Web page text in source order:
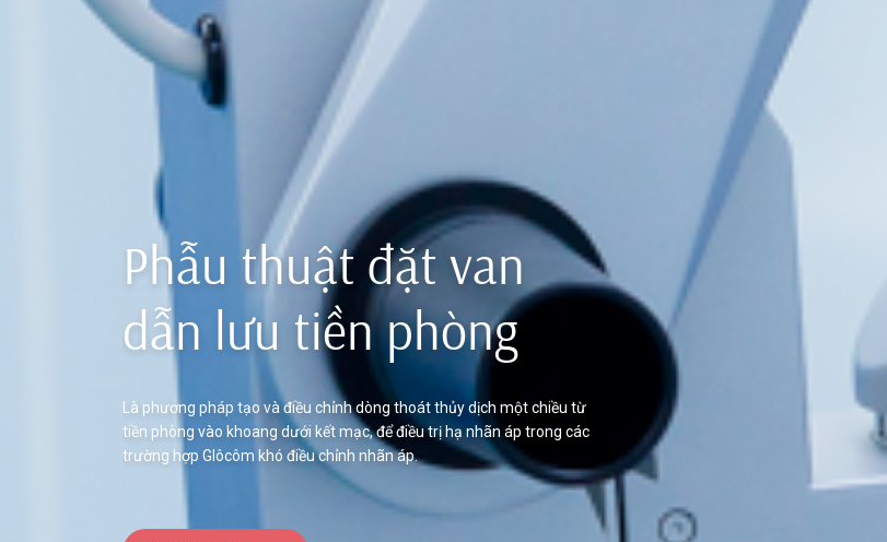
Phẫu thuật đặt van
dẫn lưu tiền phòng
Là phương pháp tạo và điều chỉnh dòng thoát thủy dịch một chiều từ
tiền phòng vào khoang dưới kết mạc, để điều trị hạ nhãn áp trong các
trường hợp Glôcôm khó điều chỉnh nhãn áp.